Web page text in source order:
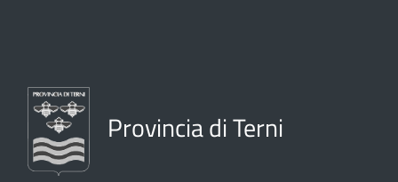
Provincia di Terni